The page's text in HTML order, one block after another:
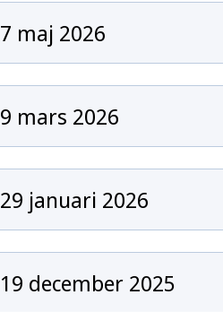
7 maj 2026
9 mars 2026
29 januari 2026
19 december 2025